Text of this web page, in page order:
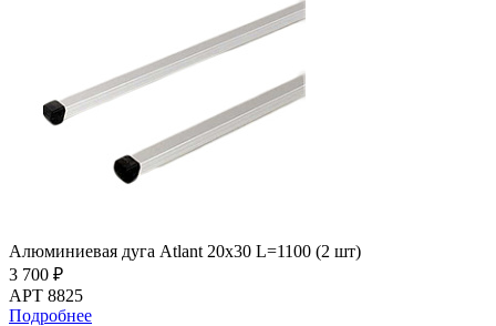
Алюминиевая дуга Atlant 20х30 L=1100 (2 шт)
3 700 ₽
АРТ 8825
Подробнее